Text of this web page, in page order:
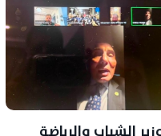
الشباب والرياضة